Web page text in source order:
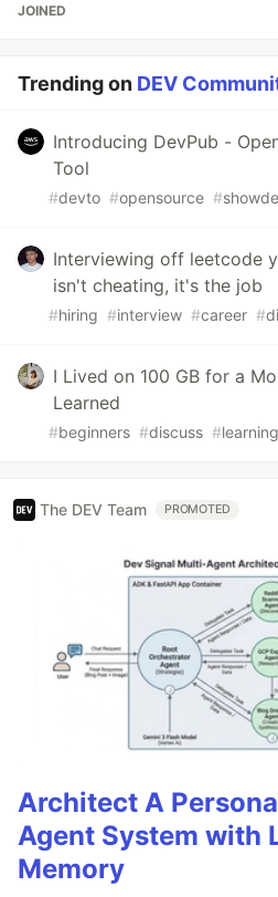
JOINED
Trending on DEV
Introducing DevPub -
Tool
#devto #opensource #
Interviewing off leetcode
isn't cheating, it's the job
#hiring #interview #career #
I Lived on 100 GB for a
Learned
#beginners #discuss #learning
The DEV Team PROMOTED
Architect A
Agent System with
Memory